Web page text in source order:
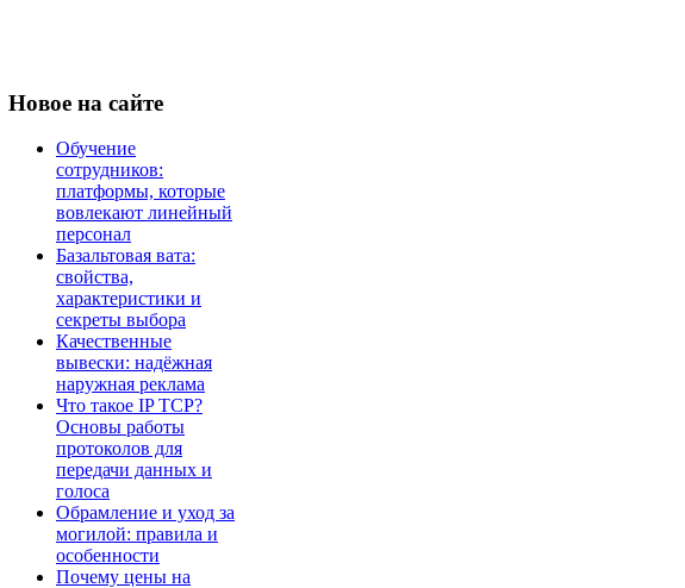
Новое на сайте
Обучение
сотрудников:
платформы, которые
вовлекают линейный
персонал
Базальтовая вата:
свойства,
характеристики и
секреты выбора
Качественные
вывески: надёжная
наружная реклама
Что такое IP TCP?
Основы работы
протоколов для
передачи данных и
голоса
Обрамление и уход за
могилой: правила и
особенности
Почему цены на